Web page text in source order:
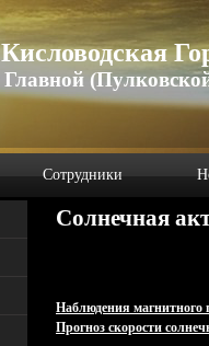
Кисловодская
Главной
Сотрудники
Солнечная
Наблюдения магнитного
Прогноз скорости